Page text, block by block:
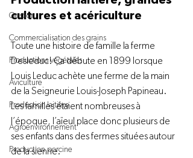
Gestion
Commercialisation des grains
Productions végétales
Aviculture
Production laitière
Agroenvironnement
Production porcine
cultures et acériculture
Toute une histoire de famille la ferme
Desleduc! Ça débute en 1899 lorsque
Louis Leduc achète une ferme de la main
de la Seigneurie Louis-Joseph Papineau.
Les familles étaient nombreuses à
l’époque, l’aïeul place donc plusieurs de
ses enfants dans des fermes situées autour
de la sienne.